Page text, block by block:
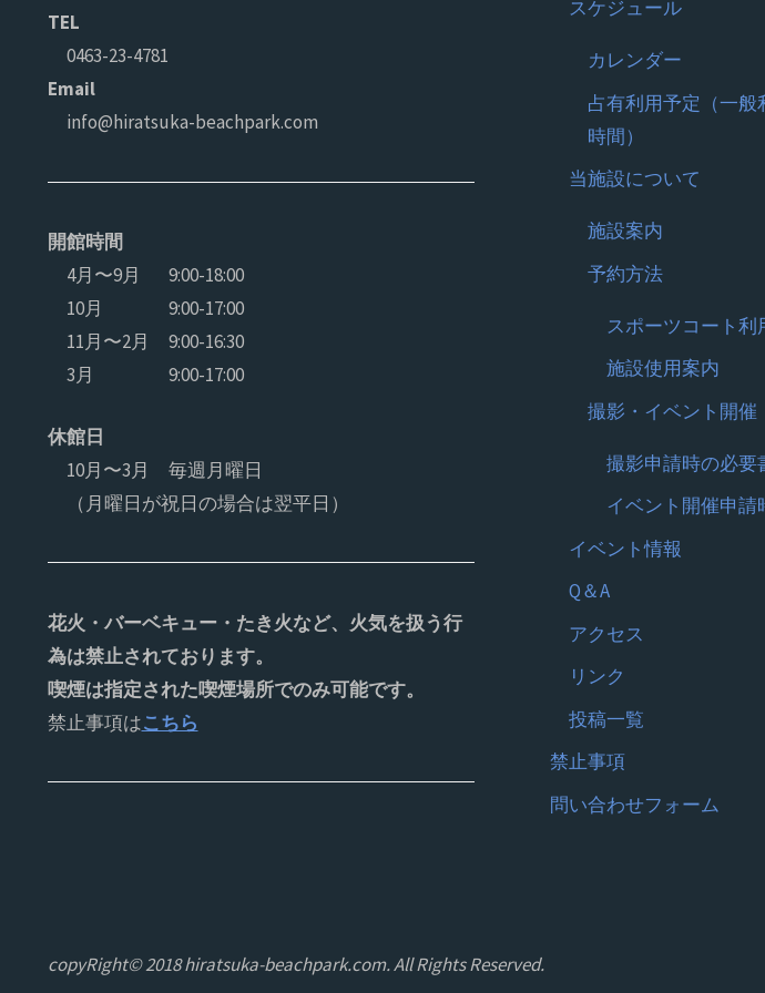
TEL
0463-23-4781
Email
info@hiratsuka-beachpark.com
開館時間
4月〜9月
9:00-18:00
10月
9:00-17:00
11月〜2月
9:00-16:30
3月
9:00-17:00
休館日
10月〜3月 毎週月曜日
（月曜日が祝日の場合は翌平日）
花火・バーベキュー・たき火など、火気を扱う行
為は禁止されております。
喫煙は指定された喫煙場所でのみ可能です。
禁止事項はこちら
スケジュール
カレンダー
占有利用予定（一般
時間）
当施設について
施設案内
予約方法
スポーツコート
施設使用案内
撮影・イベント開催
撮影申請時の必要
イベント開催申請
イベント情報
Q＆A
アクセス
リンク
投稿一覧
禁止事項
問い合わせフォーム
copyRight© 2018 hiratsuka-beachpark.com. All Rights Reserved.